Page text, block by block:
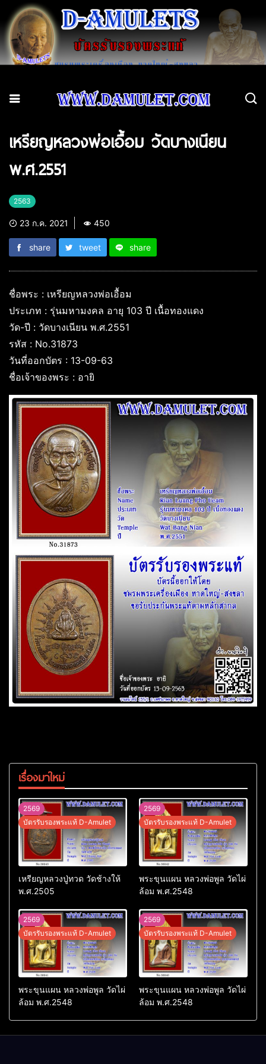
เหรียญหลวงพ่อเอื้อม วัดบางเนียน
พ.ศ.2551
2563
23 ก.ค. 2021 450
share tweet share
ชื่อพระ : เหรียญหลวงพ่อเอื้อม
ประเภท : รุ่นมหามงคล อายุ 103 ปี เนื้อทองแดง
วัด-ปี : วัดบางเนียน พ.ศ.2551
รหัส : No.31873
วันที่ออกบัตร : 13-09-63
ชื่อเจ้าของพระ : อายิ
เรื่องมาใหม่
2569
บัตรรับรองพระแท้ D-Amulet
เหรียญหลวงปู่ทวด วัดช้างให้
พ.ศ.2505
2569
บัตรรับรองพระแท้ D-Amulet
พระขุนแผน หลวงพ่อพูล วัดไผ่
ล้อม พ.ศ.2548
2569
บัตรรับรองพระแท้ D-Amulet
พระขุนแผน หลวงพ่อพูล วัดไผ่
ล้อม พ.ศ.2548
2569
บัตรรับรองพระแท้ D-Amulet
พระขุนแผน หลวงพ่อพูล วัดไผ่
ล้อม พ.ศ.2548